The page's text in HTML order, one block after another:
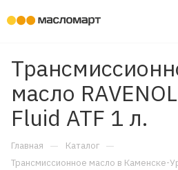
масло
Fluid ATF 1 л.
Главная — Каталог —
Трансмиссионное масло в Каменске-